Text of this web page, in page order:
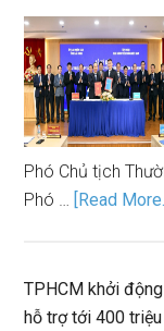
Phó Chủ tịch
Phó … [Read
TPHCM khởi
hỗ trợ tới 400